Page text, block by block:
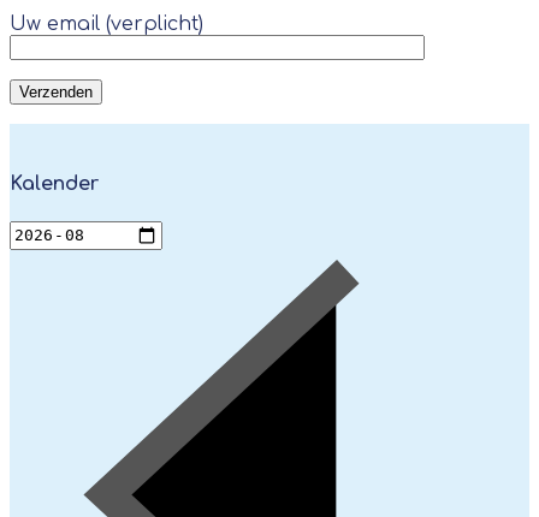
Uw email (verplicht)
Kalender